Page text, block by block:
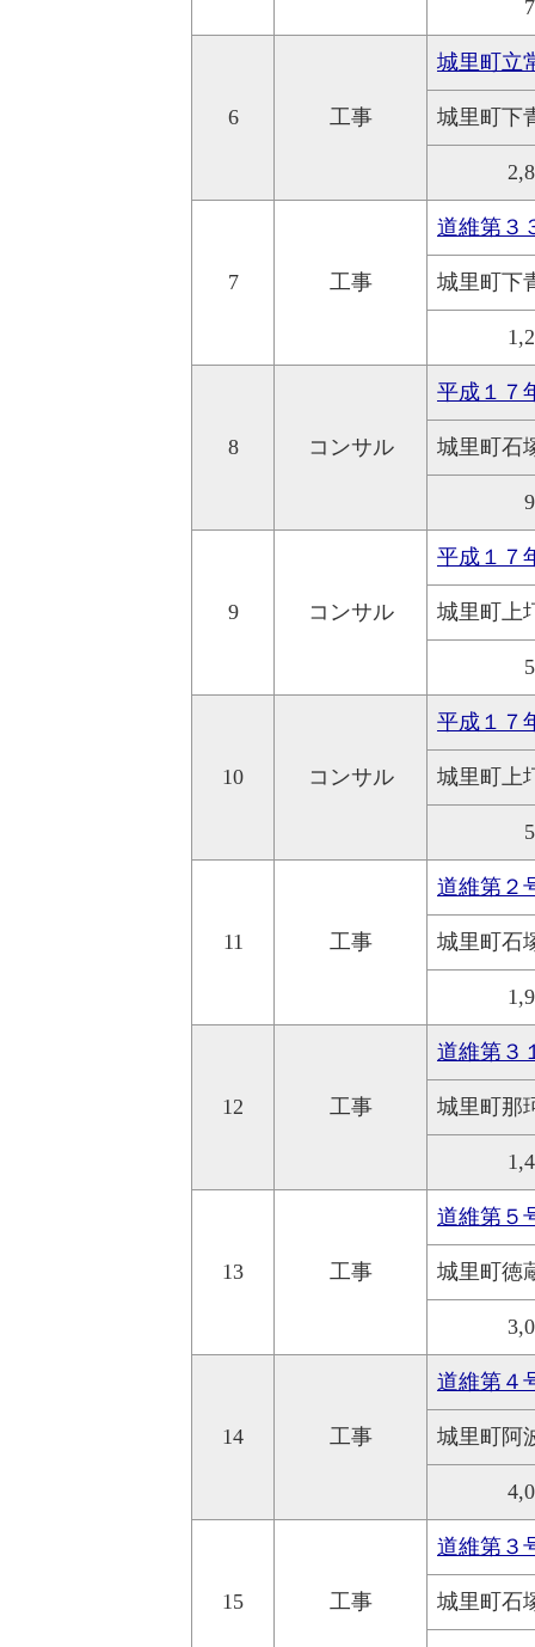
6 工事
城里町立
城里町下
7 工事
道維第３
城里町下
8 コンサル
平成１７
城里町石
9 コンサル
平成１７
城里町上
10 コンサル
平成１７
城里町上
11 工事
道維第２
城里町石
12 工事
道維第３
城里町那
13 工事
道維第５
城里町徳
14 工事
道維第４
城里町阿
15 工事
道維第３
城里町石